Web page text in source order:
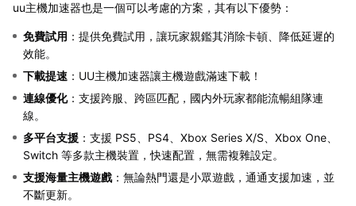
uu主機加速器也是一個可以考慮的方案，其有以下優勢：
免費試用 ：提供免費試用，讓玩家親鑑其消除卡頓、降低延遲的
效能。
下載提速 ：UU主機加速器讓主機遊戲滿速下載！
連線優化：支援跨服、跨區匹配，國内外玩家都能流暢組隊連
線。
多平台支援 ：支援 PS5、PS4、Xbox Series X/S、Xbox One、
Switch 等多款主機裝置，快速配置，無需複雜設定。
支援海量主機遊戲：無論熱門還是小眾遊戲，通通支援加速，並
不斷更新。